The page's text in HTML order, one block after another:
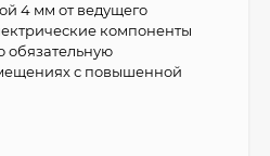
4 мм от ведущего
компоненты
обязательную
с повышенной